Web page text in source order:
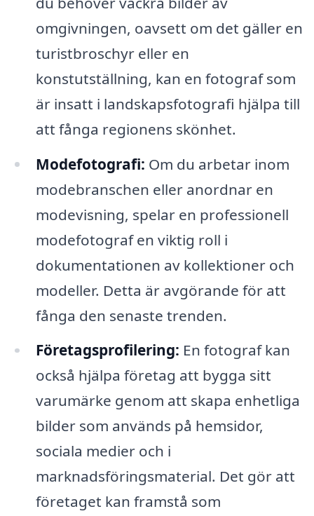
omgivningen, oavsett om det gäller en
turistbroschyr eller en
konstutställning, kan en fotograf som
är insatt i landskapsfotografi hjälpa till
att fånga regionens skönhet.
Modefotografi: Om du arbetar inom
modebranschen eller anordnar en
modevisning, spelar en professionell
modefotograf en viktig roll i
dokumentationen av kollektioner och
modeller. Detta är avgörande för att
fånga den senaste trenden.
Företagsprofilering: En fotograf kan
också hjälpa företag att bygga sitt
varumärke genom att skapa enhetliga
bilder som används på hemsidor,
sociala medier och i
marknadsföringsmaterial. Det gör att
företaget kan framstå som